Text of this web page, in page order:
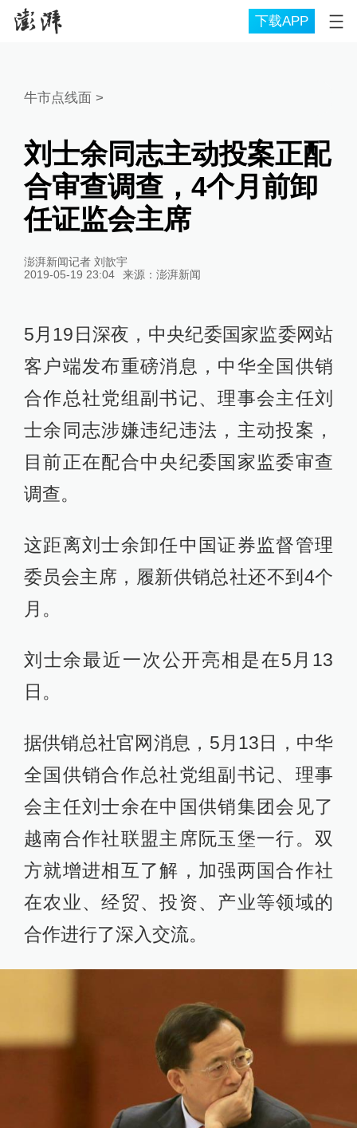
下载APP
牛市点线面>
刘士余同志主动投案正配
合审查调查，4个月前卸
任证监会主席
澎湃新闻记者 刘歆宇
2019-05-19 23:04
来源： 澎湃新闻
5月19日深夜，中央纪委国家监委网站
客户端发布重磅消息，中华全国供销
合作总社党组副书记、理事会主任刘
士余同志涉嫌违纪违法，主动投案，
目前正在配合中央纪委国家监委审查
调查。
这距离刘士余卸任中国证券监督管理
委员会主席，履新供销总社还不到4个
月。
刘士余最近一次公开亮相是在5月13
日。
据供销总社官网消息，5月13日，中华
全国供销合作总社党组副书记、理事
会主任刘士余在中国供销集团会见了
越南合作社联盟主席阮玉堡一行。双
方就增进相互了解，加强两国合作社
在农业、经贸、投资、产业等领域的
合作进行了深入交流。